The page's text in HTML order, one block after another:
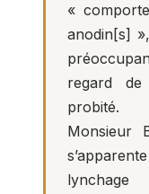
«
anodin[s]
regard
probité.
Monsieur
lynchage